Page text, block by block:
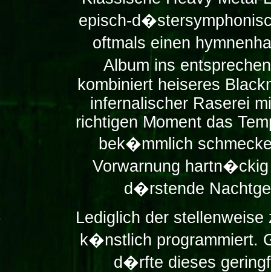
episch-
oftmals einen
Album ins
kombiniert heiseres
infernalischer Raserei
richtigen Moment das
bek�mmlich
Vorwarnung
d�rstende
Lediglich der
k�nstlich programmiert.
d�rfte dieses